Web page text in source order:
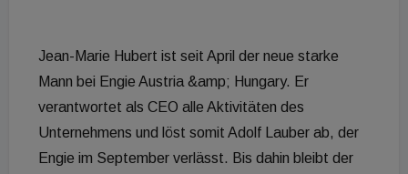
Jean-Marie Hubert ist seit April der neue starke
Mann bei Engie Austria &amp; Hungary. Er
verantwortet als CEO alle Aktivitäten des
Unternehmens und löst somit Adolf Lauber ab, der
Engie im September verlässt. Bis dahin bleibt der